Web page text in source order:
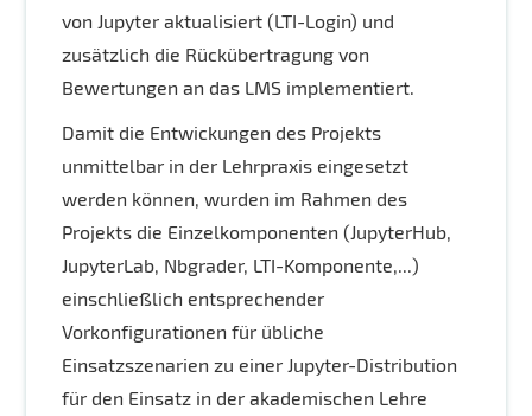
von Jupyter aktualisiert (LTI-Login) und
zusätzlich die Rückübertragung von
Bewertungen an das LMS implementiert.
Damit die Entwickungen des Projekts
unmittelbar in der Lehrpraxis eingesetzt
werden können, wurden im Rahmen des
Projekts die Einzelkomponenten (JupyterHub,
JupyterLab, Nbgrader, LTI-Komponente,...)
einschließlich entsprechender
Vorkonfigurationen für übliche
Einsatzszenarien zu einer Jupyter-Distribution
für den Einsatz in der akademischen Lehre